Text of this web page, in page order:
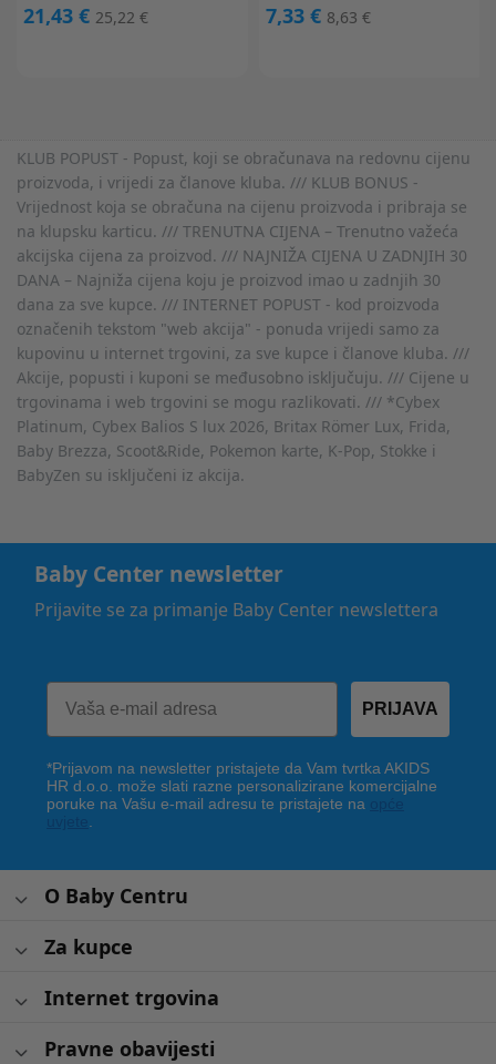
21,43 € 25,22 € 7,33 € 8,63 €
KLUB POPUST - Popust, koji se obračunava na redovnu cijenu
proizvoda, i vrijedi za članove kluba. /// KLUB BONUS -
Vrijednost koja se obračuna na cijenu proizvoda i pribraja se
na klupsku karticu. /// TRENUTNA CIJENA – Trenutno važeća
akcijska cijena za proizvod. /// NAJNIŽA CIJENA U ZADNJIH 30
DANA – Najniža cijena koju je proizvod imao u zadnjih 30
dana za sve kupce. /// INTERNET POPUST - kod proizvoda
označenih tekstom "web akcija" - ponuda vrijedi samo za
kupovinu u internet trgovini, za sve kupce i članove kluba. ///
Akcije, popusti i kuponi se međusobno isključuju. /// Cijene u
trgovinama i web trgovini se mogu razlikovati. /// *Cybex
Platinum, Cybex Balios S lux 2026, Britax Römer Lux, Frida,
Baby Brezza, Scoot&Ride, Pokemon karte, K-Pop, Stokke i
BabyZen su isključeni iz akcija.
Baby Center newsletter
Prijavite se za primanje Baby Center newslettera
PRIJAVA
*Prijavom na newsletter pristajete da Vam tvrtka AKIDS
HR d.o.o. može slati razne personalizirane komercijalne
poruke na Vašu e-mail adresu te pristajete na
O Baby Centru
Za kupce
Internet trgovina
Pravne obavijesti